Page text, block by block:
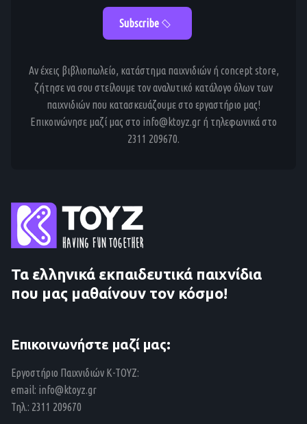
Αν έχεις βιβλιοπωλείο, κατάστημα παιχνιδιών ή concept store,
ζήτησε να σου στείλουμε τον αναλυτικό κατάλογο όλων των
παιχνιδιών που κατασκευάζουμε στο εργαστήριο μας!
Επικοινώνησε μαζί μας στο info@ktoyz.gr ή τηλεφωνικά στο
2311 209670.
Τα ελληνικά εκπαιδευτικά παιχνίδια
που μας μαθαίνουν τον κόσμο!
Επικοινωνήστε μαζί μας:
Εργοστήριο Παιχνιδιών Κ-ΤΟΥΖ:
email: info@ktoyz.gr
Τηλ.: 2311 209670